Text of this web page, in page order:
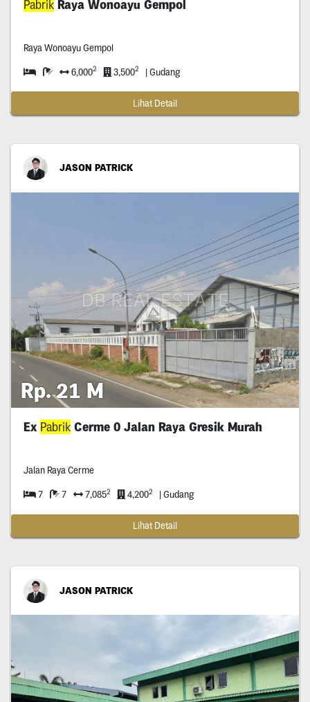
PabrikRaya Wonoayu Gempol
Raya Wonoayu Gempol
6,0002 3,5002 | Gudang
Lihat Detail
JASON PATRICK
Rp. 21 M
Ex PabrikCerme 0 Jalan Raya Gresik Murah
Jalan Raya Cerme
7 7 7,0852 4,2002 | Gudang
Lihat Detail
JASON PATRICK